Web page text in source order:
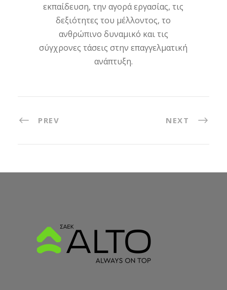
εκπαίδευση, την αγορά εργασίας, τις
δεξιότητες του μέλλοντος, το
ανθρώπινο δυναμικό και τις
σύγχρονες τάσεις στην επαγγελματική
ανάπτυξη.
PREV NEXT